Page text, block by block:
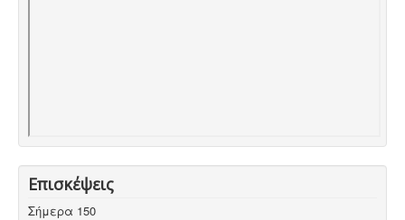
Επισκέψεις
Σήμερα 150